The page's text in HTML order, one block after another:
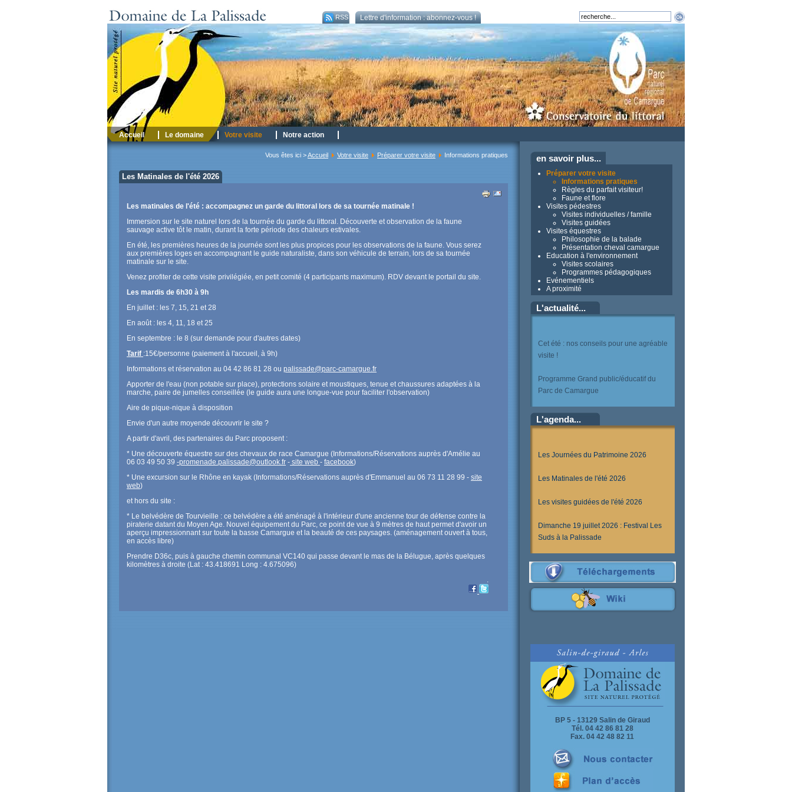
RSS Lettre d'information : abonnez-vous !
Accueil Le domaine Votre visite Notre action
Vous êtes ici >Accueil Votre visite Préparer votre visite Informations pratiques
Les Matinales de l'été 2026
Les matinales de l'été : accompagnez un garde du littoral lors de sa tournée matinale !
Immersion sur le site naturel lors de la tournée du garde du littoral. Découverte et observation de la faune
sauvage active tôt le matin, durant la forte période des chaleurs estivales.
En été, les premières heures de la journée sont les plus propices pour les observations de la faune. Vous serez
aux premières loges en accompagnant le guide naturaliste, dans son véhicule de terrain, lors de sa tournée
matinale sur le site.
Venez profiter de cette visite privilégiée, en petit comité (4 participants maximum). RDV devant le portail du site.
Les mardis de 6h30 à 9h
En juillet : les 7, 15, 21 et 28
En août : les 4, 11, 18 et 25
En septembre : le 8 (sur demande pour d'autres dates)
Tarif :15€/personne (paiement à l'accueil, à 9h)
Informations et réservation au 04 42 86 81 28 ou palissade@parc-camargue.fr
Apporter de l'eau (non potable sur place), protections solaire et moustiques, tenue et chaussures adaptées à la
marche, paire de jumelles conseillée (le guide aura une longue-vue pour faciliter l'observation)
Aire de pique-nique à disposition
Envie d'un autre moyende découvrir le site ?
A partir d'avril, des partenaires du Parc proposent :
* Une découverte équestre sur des chevaux de race Camargue (Informations/Réservations auprès d'Amélie au
06 03 49 50 39 -promenade.palissade@outlook.fr - site web - facebook)
* Une excursion sur le Rhône en kayak (Informations/Réservations auprès d'Emmanuel au 06 73 11 28 99 - site
web)
et hors du site :
* Le belvédère de Tourvieille : ce belvédère a été aménagé à l'intérieur d'une ancienne tour de défense contre la
piraterie datant du Moyen Age. Nouvel équipement du Parc, ce point de vue à 9 mètres de haut permet d'avoir un
aperçu impressionnant sur toute la basse Camargue et la beauté de ces paysages. (aménagement ouvert à tous,
en accès libre)
Prendre D36c, puis à gauche chemin communal VC140 qui passe devant le mas de la Bélugue, après quelques
kilomètres à droite (Lat : 43.418691 Long : 4.675096)
.
en savoir plus...
Préparer votre visite
Informations pratiques
Règles du parfait visiteur!
Faune et flore
Visites pédestres
Visites individuelles / famille
Visites guidées
Visites équestres
Philosophie de la balade
Présentation cheval camargue
Education à l'environnement
Visites scolaires
Programmes pédagogiques
Evénementiels
A proximité
L'actualité...
Cet été : nos conseils pour une agréable
visite !
Programme Grand public/éducatif du
Parc de Camargue
L'agenda...
Les Journées du Patrimoine 2026
Les Matinales de l'été 2026
Les visites guidées de l'été 2026
Dimanche 19 juillet 2026 : Festival Les
Suds à la Palissade
BP 5 - 13129 Salin de Giraud
Tél. 04 42 86 81 28
Fax. 04 42 48 82 11